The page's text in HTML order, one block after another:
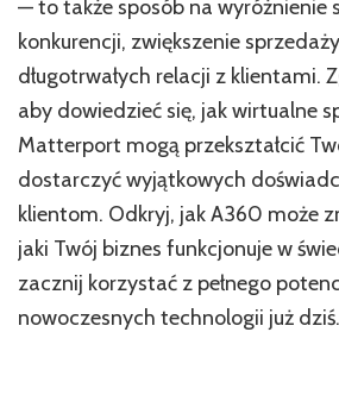
— to także sposób na wyróżnienie
konkurencji, zwiększenie
długotrwałych relacji z klientami.
aby dowiedzieć się, jak wirtualne
Matterport mogą przekształcić
dostarczyć wyjątkowych
klientom. Odkryj, jak A360 może
jaki Twój biznes funkcjonuje w
zacznij korzystać z pełnego
nowoczesnych technologii już dziś.